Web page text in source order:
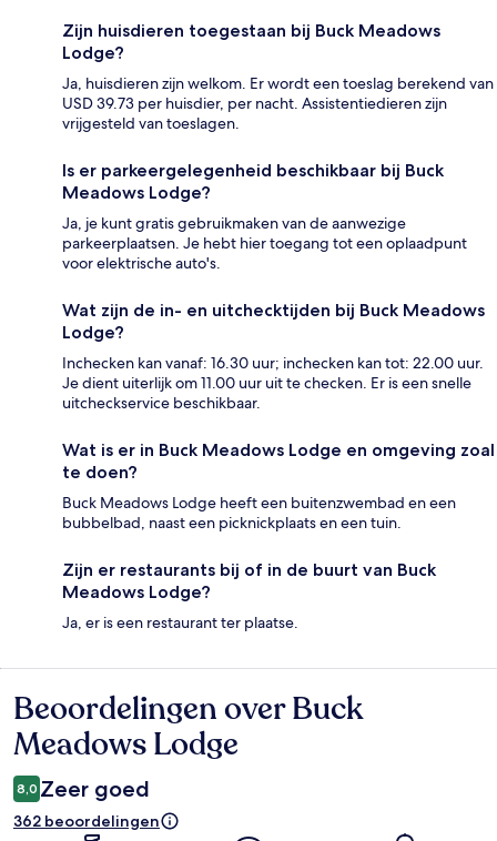
Zijn huisdieren toegestaan bij Buck Meadows
Lodge?
Ja, huisdieren zijn welkom. Er wordt een toeslag berekend van
USD 39.73 per huisdier, per nacht. Assistentiedieren zijn
vrijgesteld van toeslagen.
Is er parkeergelegenheid beschikbaar bij Buck
Meadows Lodge?
Ja, je kunt gratis gebruikmaken van de aanwezige
parkeerplaatsen. Je hebt hier toegang tot een oplaadpunt
voor elektrische auto's.
Wat zijn de in- en uitchecktijden bij Buck Meadows
Lodge?
Inchecken kan vanaf: 16.30 uur; inchecken kan tot: 22.00 uur.
Je dient uiterlijk om 11.00 uur uit te checken. Er is een snelle
uitcheckservice beschikbaar.
Wat is er in Buck Meadows Lodge en omgeving zoal
te doen?
Buck Meadows Lodge heeft een buitenzwembad en een
bubbelbad, naast een picknickplaats en een tuin.
Zijn er restaurants bij of in de buurt van Buck
Meadows Lodge?
Ja, er is een restaurant ter plaatse.
Beoordelingen
Beoordelingen over Buck
Meadows Lodge
8,0 Zeer goed
362 beoordelingen